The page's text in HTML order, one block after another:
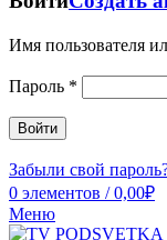
Имя пользователя
Пароль *
Войти
Забыли свой
0 элементов / 0,00₽
Меню